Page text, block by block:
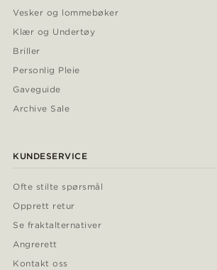
Vesker og lommebøker
Klær og Undertøy
Briller
Personlig Pleie
Gaveguide
Archive Sale
KUNDESERVICE
Ofte stilte spørsmål
Opprett retur
Se fraktalternativer
Angrerett
Kontakt oss